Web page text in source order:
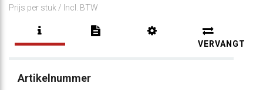
Prijs per stuk / Incl. BTW
VERVANGT
Artikelnummer